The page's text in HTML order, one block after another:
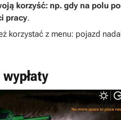
korzyść: np. gdy na polu
pracy.
korzystać z menu: pojazd